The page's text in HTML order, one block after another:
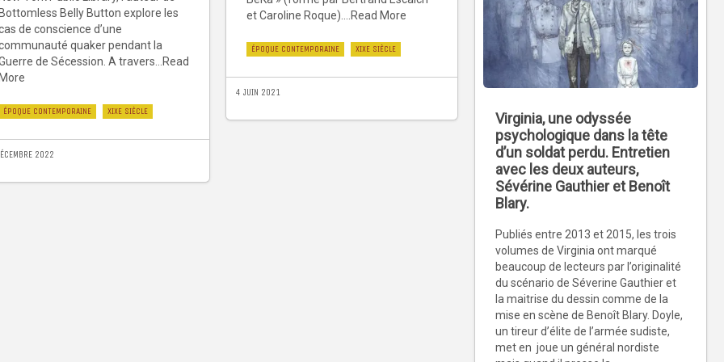
Belly Button explore les
de conscience d’une
quaker pendant la
de Sécession. A travers...Read
ÉPOQUE CONTEMPORAINE XIXE SIÈCLE
2022
et Caroline Roque)....Read More
ÉPOQUE CONTEMPORAINE XIXE SIÈCLE
4 JUIN 2021
Virginia, une odyssée
psychologique dans la tête
d’un soldat perdu. Entretien
avec les deux auteurs,
Sévérine Gauthier et Benoît
Blary.
Publiés entre 2013 et 2015, les trois
volumes de Virginia ont marqué
beaucoup de lecteurs par l’originalité
du scénario de Séverine Gauthier et
la maitrise du dessin comme de la
mise en scène de Benoît Blary. Doyle,
un tireur d’élite de l’armée sudiste,
met en joue un général nordiste